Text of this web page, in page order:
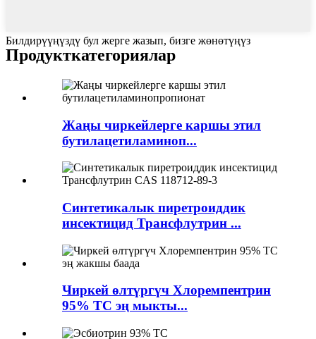
Билдирүүңүздү бул жерге жазып, бизге жөнөтүңүз
Продукткатегориялар
Жаңы чиркейлерге каршы этил
бутилацетиламиноп...
Синтетикалык пиретроиддик
инсектицид Трансфлутрин ...
Чиркей өлтүргүч Хлоремпентрин
95% TC эң мыкты...